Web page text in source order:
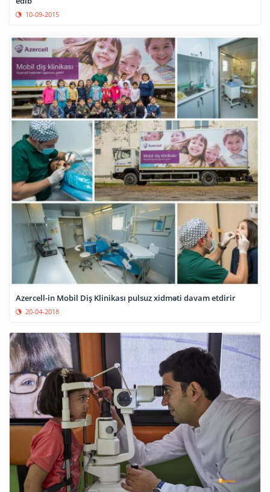
10-09-2015
Azercell-in Mobil Diş Klinikası pulsuz xidməti davam etdirir
20-04-2018